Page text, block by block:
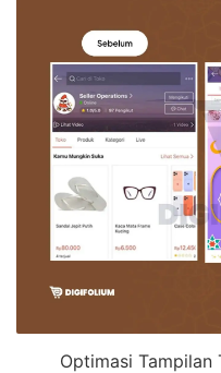
Optimasi Tampilan